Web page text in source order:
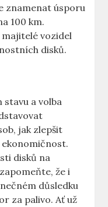
⁣znamenat úsporu
100 km.
vozidel
disků.
a ‍volba‌
jak zlepšit​
ekonomičnost.
disků na
že‍ i
důsledku
za palivo. Ať už